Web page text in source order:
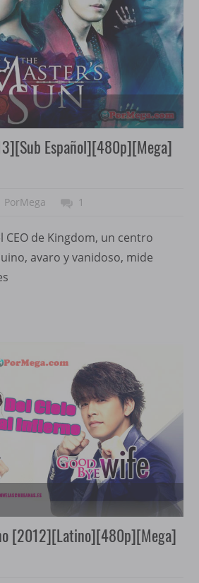
Español][480p][Mega]
PorMega 1
CEO de Kingdom, un centro
avaro y vanidoso, mide
[2012][Latino][480p][Mega]